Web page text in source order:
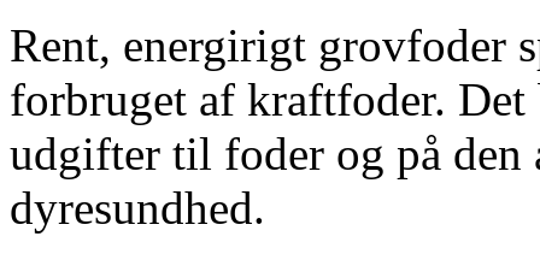
Rent, energirigt grovfoder
forbruget af kraftfoder. Det
udgifter til foder og på den
dyresundhed.